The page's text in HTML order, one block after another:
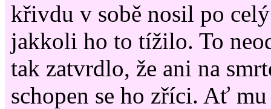
křivdu v sobě nosil po
jakkoli ho to tížilo. To
tak zatvrdlo, že ani na
schopen se ho zříci. Ať